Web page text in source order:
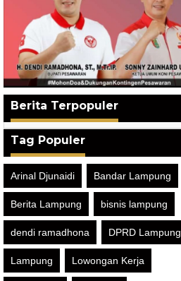
Berita Terpopuler
Tag Populer
Arinal Djunaidi Bandar Lampung
Berita Lampung bisnis lampung
dendi ramadhona DPRD Lampung
Lampung Lowongan Kerja